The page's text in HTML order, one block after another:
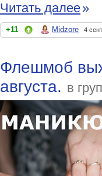
Читать далее»
+11 Midzore 4
Флешмоб
августа. в